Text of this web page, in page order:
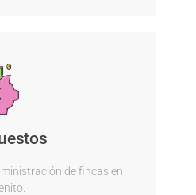
de fincas en